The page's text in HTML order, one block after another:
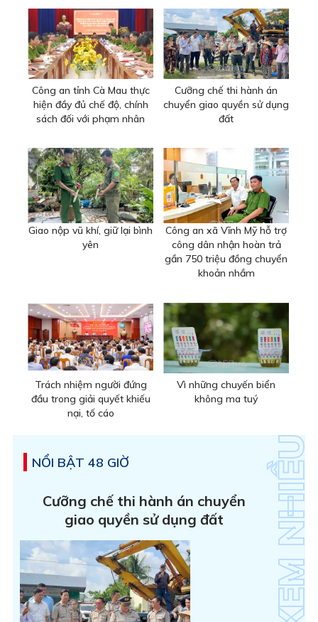
Công an tỉnh Cà Mau thực
hiện đầy đủ chế độ, chính
sách đối với phạm nhân
Cưỡng chế thi hành án
chuyển giao quyền sử dụng
đất
Giao nộp vũ khí, giữ lại bình
yên
Công an xã Vĩnh Mỹ hỗ trợ
công dân nhận hoàn trả
gần 750 triệu đồng chuyển
khoản nhầm
Trách nhiệm người đứng
đầu trong giải quyết khiếu
nại, tố cáo
Vì những chuyến biển
không ma tuý
NỔI BẬT 48 GIỜ
Cưỡng chế thi hành án chuyển
giao quyền sử dụng đất